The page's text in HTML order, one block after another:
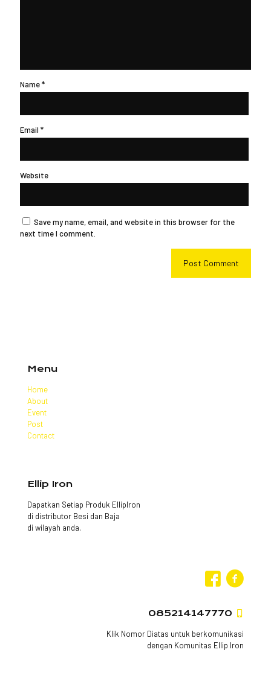
Name*
Email *
Website
Save my name, email, and website in this browser for the
next time I comment.
Menu
Home
About
Event
Post
Contact
Ellip Iron
Dapatkan Setiap Produk EllipIron
di distributor Besi dan Baja
di wilayah anda.
085214147770
Klik Nomor Diatas untuk berkomunikasi
dengan Komunitas Ellip Iron